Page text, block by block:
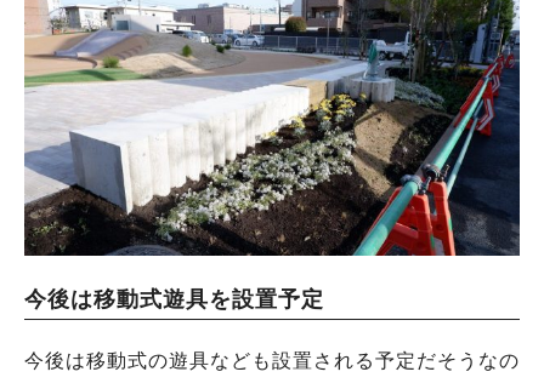
今後は移動式遊具を設置予定
今後は移動式の遊具なども設置される予定だそうなの